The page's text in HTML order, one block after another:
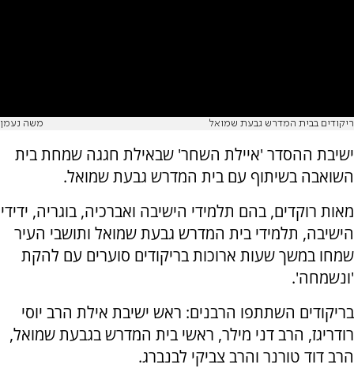
ריקודים בבית המדרש גבעת שמואל משה נעמן
ישיבת ההסדר 'איילת השחר' שבאילת חגגה שמחת בית
השואבה בשיתוף עם בית המדרש גבעת שמואל.
מאות רוקדים, בהם תלמידי הישיבה ואברכיה, בוגריה, ידידי
הישיבה, תלמידי בית המדרש גבעת שמואל ותושבי העיר
שמחו במשך שעות ארוכות בריקודים סוערים עם להקת
'ונשמחה'.
בריקודים השתתפו הרבנים: ראש ישיבת אילת הרב יוסי
רודריגז, הרב דני מילר, ראשי בית המדרש בגבעת שמואל,
הרב דוד טורנר והרב צביקי לבנברג.